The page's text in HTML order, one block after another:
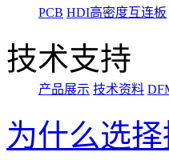
PCB HDI高密度互连板
技术支持
产品展示 技术资料
为什么选